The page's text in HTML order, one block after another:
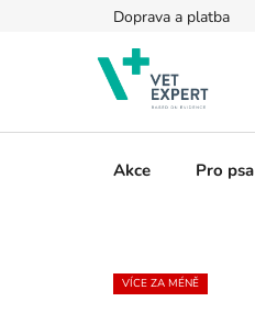
Doprava a platba
Akce Pro psa
VÍCE ZA MÉNĚ